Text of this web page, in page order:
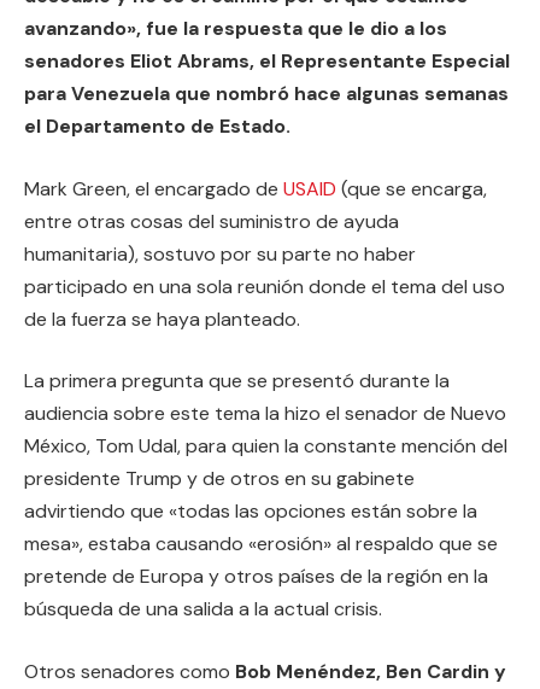
avanzando», fue la respuesta que le dio a los
senadores Eliot Abrams, el Representante Especial
para Venezuela que nombró hace algunas semanas
el Departamento de Estado.
Mark Green, el encargado de USAID (que se encarga,
entre otras cosas del suministro de ayuda
humanitaria), sostuvo por su parte no haber
participado en una sola reunión donde el tema del uso
de la fuerza se haya planteado.
La primera pregunta que se presentó durante la
audiencia sobre este tema la hizo el senador de Nuevo
México, Tom Udal, para quien la constante mención del
presidente Trump y de otros en su gabinete
advirtiendo que «todas las opciones están sobre la
mesa», estaba causando «erosión» al respaldo que se
pretende de Europa y otros países de la región en la
búsqueda de una salida a la actual crisis.
Otros senadores como Bob Menéndez, Ben Cardin y